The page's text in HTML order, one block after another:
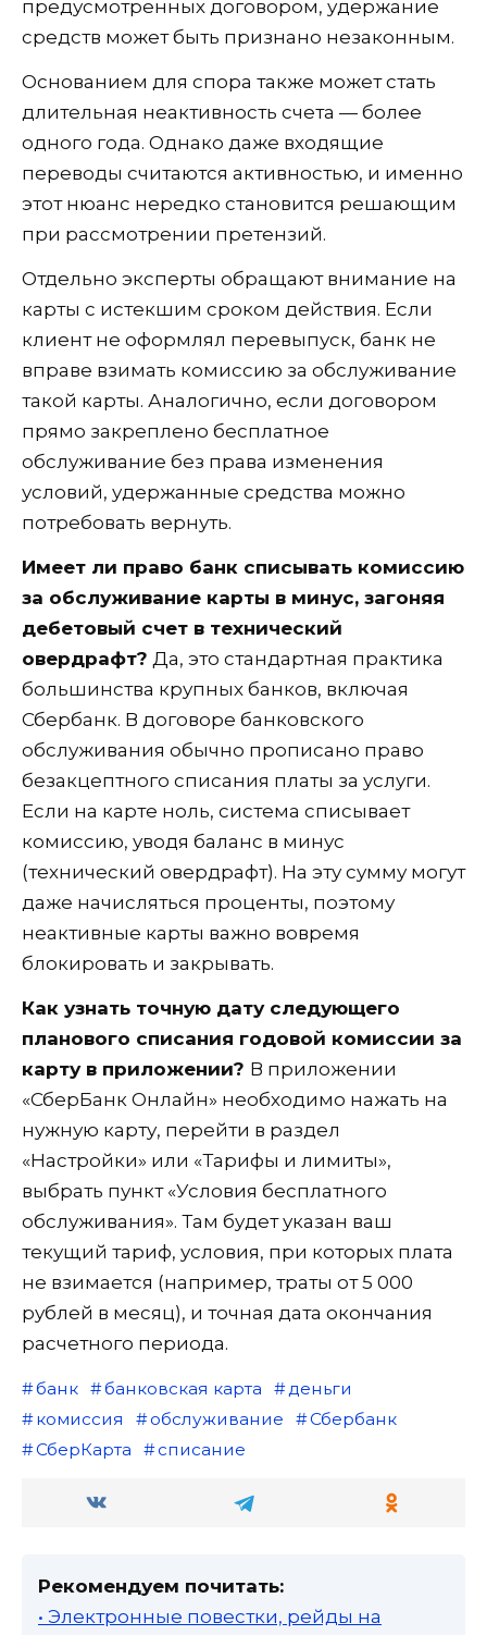
предусмотренных договором, удержание
средств может быть признано незаконным.
Основанием для спора также может стать
длительная неактивность счета — более
одного года. Однако даже входящие
переводы считаются активностью, и именно
этот нюанс нередко становится решающим
при рассмотрении претензий.
Отдельно эксперты обращают внимание на
карты с истекшим сроком действия. Если
клиент не оформлял перевыпуск, банк не
вправе взимать комиссию за обслуживание
такой карты. Аналогично, если договором
прямо закреплено бесплатное
обслуживание без права изменения
условий, удержанные средства можно
потребовать вернуть.
Имеет ли право банк списывать комиссию
за обслуживание карты в минус, загоняя
дебетовый счет в технический
овердрафт? Да, это стандартная практика
большинства крупных банков, включая
Сбербанк. В договоре банковского
обслуживания обычно прописано право
безакцептного списания платы за услуги.
Если на карте ноль, система списывает
комиссию, уводя баланс в минус
(технический овердрафт). На эту сумму могут
даже начисляться проценты, поэтому
неактивные карты важно вовремя
блокировать и закрывать.
Как узнать точную дату следующего
планового списания годовой комиссии за
карту в приложении? В приложении
«СберБанк Онлайн» необходимо нажать на
нужную карту, перейти в раздел
«Настройки» или «Тарифы и лимиты»,
выбрать пункт «Условия бесплатного
обслуживания». Там будет указан ваш
текущий тариф, условия, при которых плата
не взимается (например, траты от 5 000
рублей в месяц), и точная дата окончания
расчетного периода.
банк банковская карта
деньги
комиссия
обслуживание
Сбербанк
СберКарта
списание
Рекомендуем почитать:
• Электронные повестки, рейды на